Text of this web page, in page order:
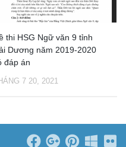
thi HSG Ngữ văn 9 tỉnh
Dương năm 2019-2020
đáp án
7 20, 2021